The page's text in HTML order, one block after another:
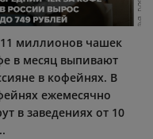
миллионов чашек
в месяц выпивают
в кофейнях. В
ежемесячно
в заведениях от 10